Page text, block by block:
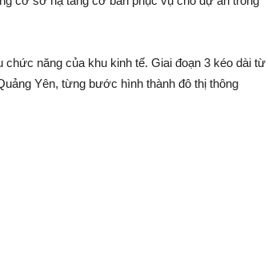
năng của khu kinh tế. Giai đoạn 3 kéo dài từ
Yên, từng bước hình thành đô thị thông